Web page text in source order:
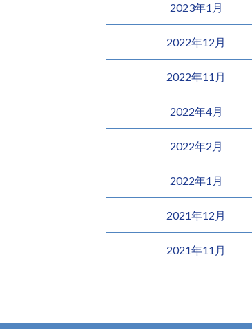
2023年1月
2022年12月
2022年11月
2022年4月
2022年2月
2022年1月
2021年12月
2021年11月